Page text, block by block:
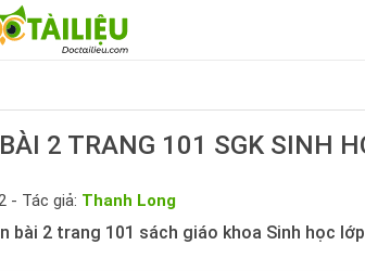
2 TRANG 101 SGK SINH
- Tác giả: Thanh Long
bài 2 trang 101 sách giáo khoa Sinh học